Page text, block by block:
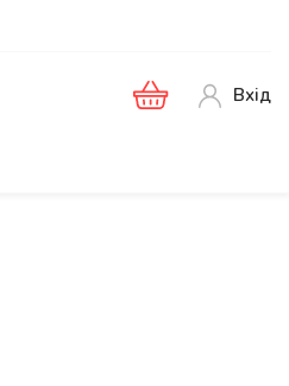
Вхід